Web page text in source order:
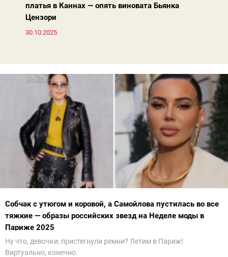
платья в Каннах — опять виновата Бьянка
Цензори
30.10.2025
Собчак с утюгом и коровой, а Самойлова пустилась во все
тяжкие — образы российских звезд на Неделе моды в
Париже 2025
Ну что, девочки, пристегнули ремни? Летим в Париж!
Виртуально, конечно.